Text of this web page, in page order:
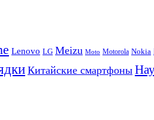
Lenovo LG Meizu Moto Motorola Nokia
Китайские смартфоны